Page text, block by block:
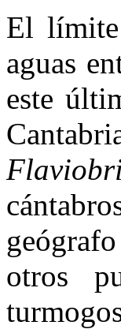
El
aguas
es­te
otros